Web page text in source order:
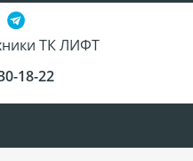
18-22